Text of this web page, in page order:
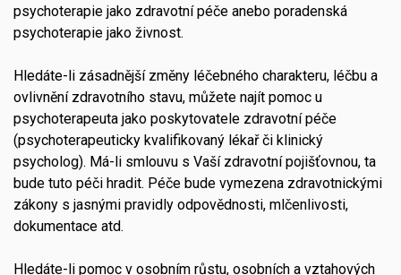
psychoterapie jako zdravotní péče anebo poradenská
psychoterapie jako živnost.
Hledáte-li zásadnější změny léčebného charakteru, léčbu a
ovlivnění zdravotního stavu, můžete najít pomoc u
psychoterapeuta jako poskytovatele zdravotní péče
(psychoterapeuticky kvalifikovaný lékař či klinický
psycholog). Má-li smlouvu s Vaší zdravotní pojišťovnou, ta
bude tuto péči hradit. Péče bude vymezena zdravotnickými
zákony s jasnými pravidly odpovědnosti, mlčenlivosti,
dokumentace atd.
Hledáte-li pomoc v osobním růstu, osobních a vztahových